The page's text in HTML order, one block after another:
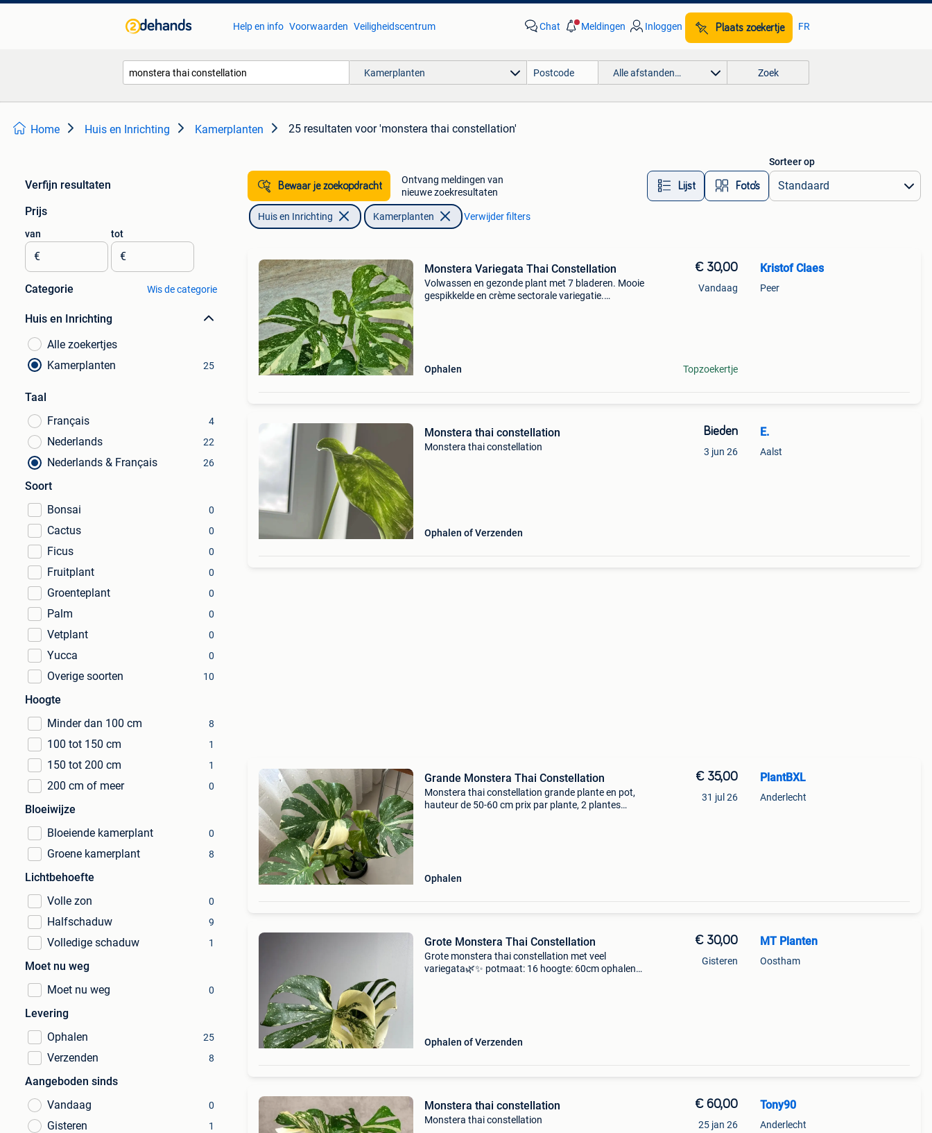
Help en info Voorwaarden Veiligheidscentrum Chat Meldingen Inloggen Plaats zoekertje FR
Kamerplanten Alle afstanden… Zoek
Home Huis en Inrichting Kamerplanten 25 resultaten voor 'monstera thai constellation'
Verfijn resultaten
Prijs
van
€
tot
€
Categorie Wis de categorie
Huis en Inrichting
Alle zoekertjes
Kamerplanten
25
Taal
Français
4
Nederlands 22
Nederlands & Français 26
Soort
Bonsai
0
Cactus 0
Ficus 0
Fruitplant 0
Groenteplant 0
Palm 0
Vetplant 0
Yucca 0
Overige soorten 10
Hoogte
Minder dan 100 cm
8
100 tot 150 cm 1
150 tot 200 cm 1
200 cm of meer 0
Bloeiwijze
Bloeiende kamerplant
0
Groene kamerplant 8
Lichtbehoefte
Volle zon
0
Halfschaduw 9
Volledige schaduw 1
Moet nu weg
Moet nu weg
0
Levering
Ophalen
25
Verzenden 8
Aangeboden sinds
Vandaag
0
Gisteren 1
Bewaar je zoekopdracht
Ontvang meldingen van
nieuwe zoekresultaten
Lijst Foto’s
Sorteer op
Huis en Inrichting Kamerplanten Verwijder filters
Monstera Variegata Thai Constellation
Volwassen en gezonde plant met 7 bladeren. Mooie
gespikkelde en crème sectorale variegatie.
Ophalen
€ 30,00
Vandaag
Topzoekertje
Kristof Claes
Peer
Monstera thai constellation
Monstera thai constellation
Ophalen of Verzenden
Bieden
3 jun 26
E.
Aalst
Grande Monstera Thai Constellation
Monstera thai constellation grande plante en pot,
hauteur de 50-60 cm prix par plante, 2 plantes
Ophalen
€ 35,00
31 jul 26
PlantBXL
Anderlecht
Grote Monstera Thai Constellation
Grote monstera thai constellation met veel
variegata🌿✨ potmaat: 16 hoogte: 60cm ophalen
Ophalen of Verzenden
€ 30,00
Gisteren
MT Planten
Oostham
Monstera thai constellation
Monstera thai constellation
€ 60,00
25 jan 26
Tony90
Anderlecht